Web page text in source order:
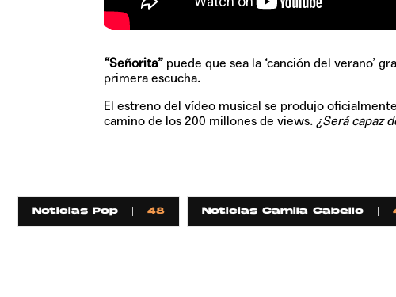
“Señorita” puede que sea la ‘canción del verano’
primera escucha.
El estreno del vídeo musical se produjo
camino de los 200 millones de views. ¿Será capaz
Noticias Pop 48 Noticias Camila Cabello